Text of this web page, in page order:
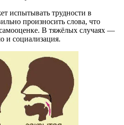
испытывать трудности в
произносить слова, что
В тяжёлых случаях —
и социализация.